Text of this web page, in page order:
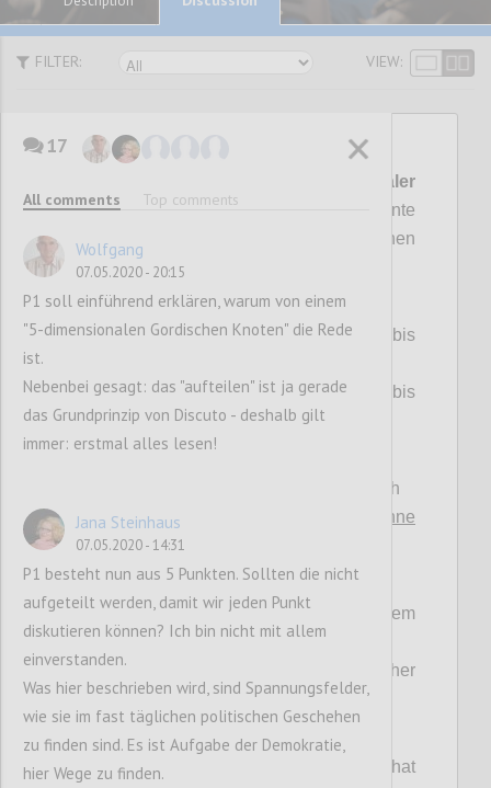
FILTER: VIEW:
P1
5-dimenionaler
Gordischer Knotenzu lösen! Die Argumente
erscheinen unvereinbar, die Positionen
unversöhnlich:
(1) Krankheit Covid-19:
> Für ~80% der Infizierten unmerkbar bis
> für ~10% der Infizierten gefährlich bis
tödlich.
> Rasant und unauffällig verbreitend, jedoch
>prinzipiell abwehrbar – schon ohne
spezifische Mittel für 80%
(3) Bekämpfungsstrategien:
> Totaler LockDown mit hygienischem
Containment vs.
> Hygiene in freiheitlicher
Eigenverantwortung.
(4) Wertekanon :
> „Jedes einzelne Leben zu schützen hat
17
All comments Top comments
Wolfgang
07.05.2020 - 20:15
P1 soll einführend erklären, warum von einem
"5-dimensionalen Gordischen Knoten" die Rede
ist.
Nebenbei gesagt: das "aufteilen" ist ja gerade
das Grundprinzip von Discuto - deshalb gilt
immer: erstmal alles lesen!
Jana Steinhaus
07.05.2020 - 14:31
P1 besteht nun aus 5 Punkten. Sollten die nicht
aufgeteilt werden, damit wir jeden Punkt
diskutieren können? Ich bin nicht mit allem
einverstanden.
Was hier beschrieben wird, sind Spannungsfelder,
wie sie im fast täglichen politischen Geschehen
zu finden sind. Es ist Aufgabe der Demokratie,
hier Wege zu finden.